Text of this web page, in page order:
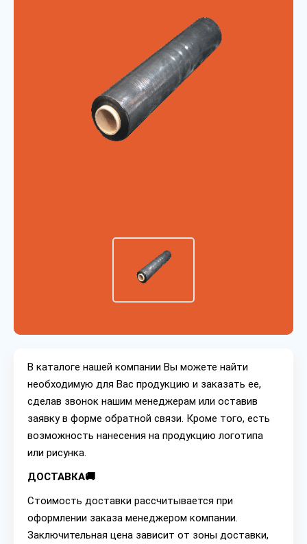
В каталоге нашей компании Вы можете найти
необходимую для Вас продукцию и заказать ее,
сделав звонок нашим менеджерам или оставив
заявку в форме обратной связи. Кроме того, есть
возможность нанесения на продукцию логотипа
или рисунка.
ДОСТАВКА🚚
Стоимость доставки рассчитывается при
оформлении заказа менеджером компании.
Заключительная цена зависит от зоны доставки,